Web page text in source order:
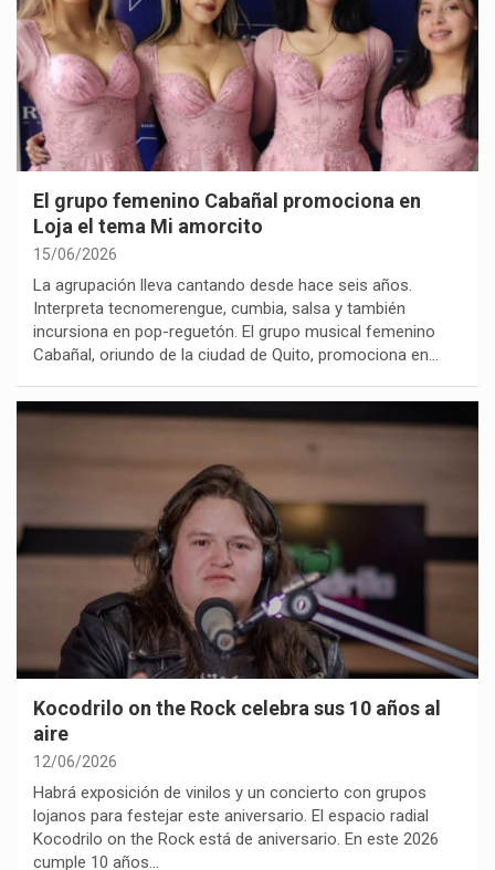
El grupo femenino Cabañal promociona en
Loja el tema Mi amorcito
15/06/2026
La agrupación lleva cantando desde hace seis años.
Interpreta tecnomerengue, cumbia, salsa y también
incursiona en pop-reguetón. El grupo musical femenino
Cabañal, oriundo de la ciudad de Quito, promociona en…
Kocodrilo on the Rock celebra sus 10 años al
aire
12/06/2026
Habrá exposición de vinilos y un concierto con grupos
lojanos para festejar este aniversario. El espacio radial
Kocodrilo on the Rock está de aniversario. En este 2026
cumple 10 años…